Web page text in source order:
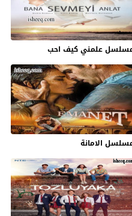
علمني كيف احب
الامانة